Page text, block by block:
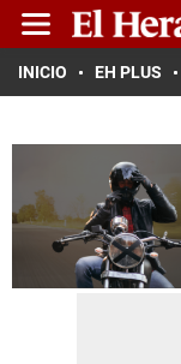
INICIO EH PLUS